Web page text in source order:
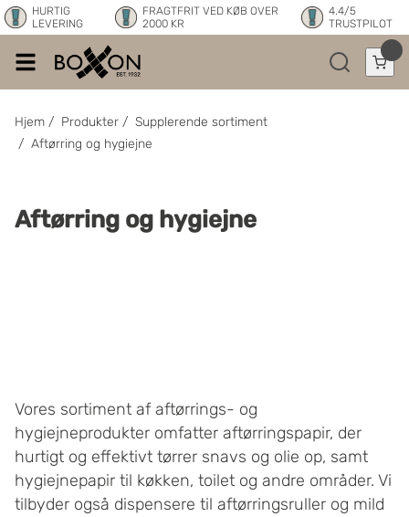
HURTIG
LEVERING
FRAGTFRIT VED KØB OVER
2000 KR
4.4/5
TRUSTPILOT
Hjem / Produkter / Supplerende sortiment
/ Aftørring og hygiejne
Aftørring og hygiejne
Vores sortiment af aftørrings- og
hygiejneprodukter omfatter aftørringspapir, der
hurtigt og effektivt tørrer snavs og olie op, samt
hygiejnepapir til køkken, toilet og andre områder. Vi
tilbyder også dispensere til aftørringsruller og mild